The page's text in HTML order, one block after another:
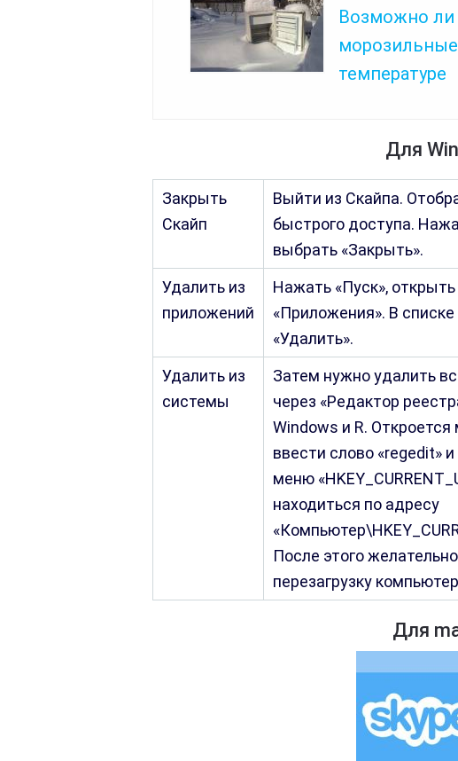
Возможно ли
температуре
Для
Закрыть
Скайп
Выйти из Скайпа.
быстрого доступа.
выбрать «Закрыть».
Удалить из
приложений
Нажать «Пуск»,
«Приложения». В
«Удалить».
Удалить из
системы
Затем нужно удалить
через «Редактор
Windows и R.
ввести слово «regedit»
меню
находиться по адресу
После этого
перезагрузку
Для